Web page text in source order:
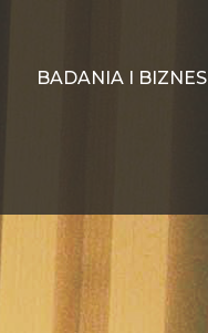
BADANIA I BIZNES